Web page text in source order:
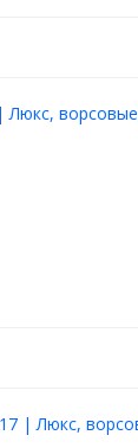
Люкс,
| Люкс,